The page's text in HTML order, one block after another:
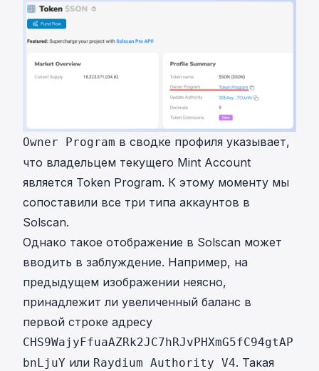
Owner Program в сводке профиля указывает,
что владельцем текущего Mint Account
является Token Program. К этому моменту мы
сопоставили все три типа аккаунтов в
Solscan.
Однако такое отображение в Solscan может
вводить в заблуждение. Например, на
предыдущем изображении неясно,
принадлежит ли увеличенный баланс в
первой строке адресу
CHS9WajyFfuaAZRk2JC7hRJvPHXmG5fC94gtAP
bnLjuY или Raydium Authority V4. Такая